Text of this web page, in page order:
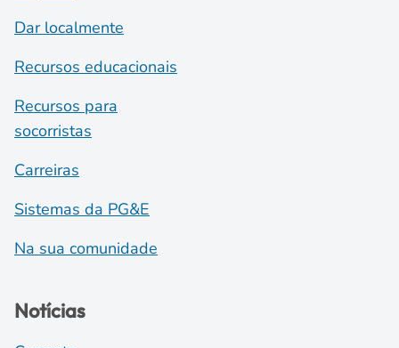
Dar localmente
Recursos educacionais
Recursos para
socorristas
Carreiras
Sistemas da PG&E
Na sua comunidade
Notícias